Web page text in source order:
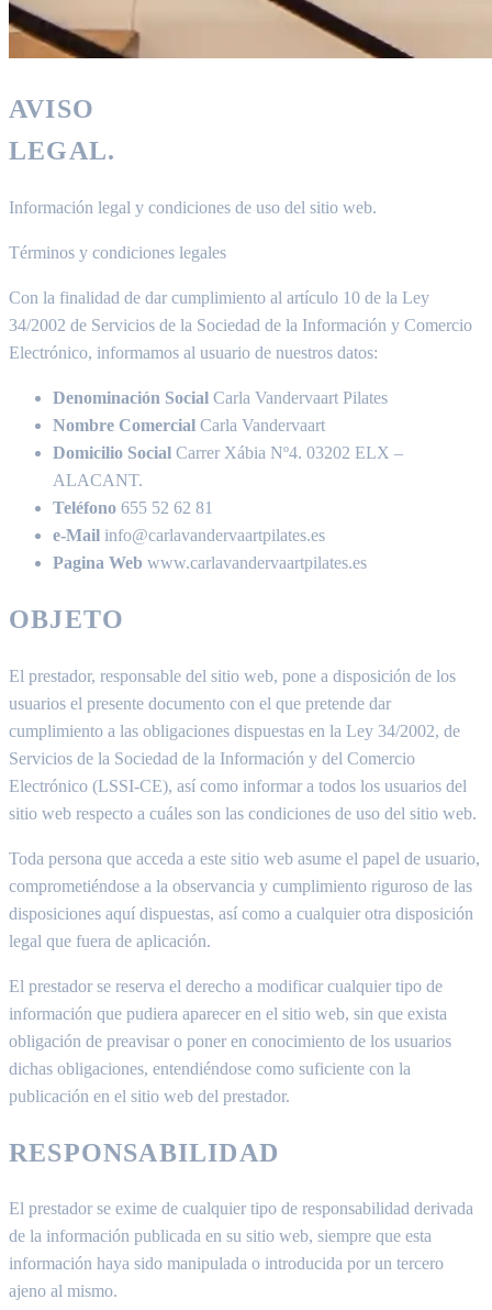
AVISO
LEGAL.
Información legal y condiciones de uso del sitio web.
Términos y condiciones legales
Con la finalidad de dar cumplimiento al artículo 10 de la Ley
34/2002 de Servicios de la Sociedad de la Información y Comercio
Electrónico, informamos al usuario de nuestros datos:
Denominación Social Carla Vandervaart Pilates
Nombre Comercial Carla Vandervaart
Domicilio Social Carrer Xábia Nº4. 03202 ELX –
ALACANT.
Teléfono 655 52 62 81
e-Mail info@carlavandervaartpilates.es
Pagina Web www.carlavandervaartpilates.es
OBJETO
El prestador, responsable del sitio web, pone a disposición de los
usuarios el presente documento con el que pretende dar
cumplimiento a las obligaciones dispuestas en la Ley 34/2002, de
Servicios de la Sociedad de la Información y del Comercio
Electrónico (LSSI-CE), así como informar a todos los usuarios del
sitio web respecto a cuáles son las condiciones de uso del sitio web.
Toda persona que acceda a este sitio web asume el papel de usuario,
comprometiéndose a la observancia y cumplimiento riguroso de las
disposiciones aquí dispuestas, así como a cualquier otra disposición
legal que fuera de aplicación.
El prestador se reserva el derecho a modificar cualquier tipo de
información que pudiera aparecer en el sitio web, sin que exista
obligación de preavisar o poner en conocimiento de los usuarios
dichas obligaciones, entendiéndose como suficiente con la
publicación en el sitio web del prestador.
RESPONSABILIDAD
El prestador se exime de cualquier tipo de responsabilidad derivada
de la información publicada en su sitio web, siempre que esta
información haya sido manipulada o introducida por un tercero
ajeno al mismo.